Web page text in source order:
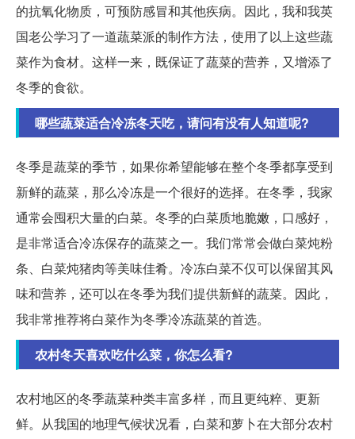
的抗氧化物质，可预防感冒和其他疾病。因此，我和我英
国老公学习了一道蔬菜派的制作方法，使用了以上这些蔬
菜作为食材。这样一来，既保证了蔬菜的营养，又增添了
冬季的食欲。
哪些蔬菜适合冷冻冬天吃，请问有没有人知道呢?
冬季是蔬菜的季节，如果你希望能够在整个冬季都享受到
新鲜的蔬菜，那么冷冻是一个很好的选择。在冬季，我家
通常会囤积大量的白菜。冬季的白菜质地脆嫩，口感好，
是非常适合冷冻保存的蔬菜之一。我们常常会做白菜炖粉
条、白菜炖猪肉等美味佳肴。冷冻白菜不仅可以保留其风
味和营养，还可以在冬季为我们提供新鲜的蔬菜。因此，
我非常推荐将白菜作为冬季冷冻蔬菜的首选。
农村冬天喜欢吃什么菜，你怎么看?
农村地区的冬季蔬菜种类丰富多样，而且更纯粹、更新
鲜。从我国的地理气候状况看，白菜和萝卜在大部分农村